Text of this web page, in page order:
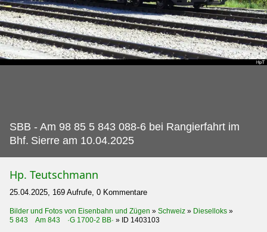
SBB - Am 98 85 5 843 088-6 bei Rangierfahrt im
Bhf. Sierre am 10.04.2025
Hp. Teutschmann
25.04.2025, 169 Aufrufe, 0 Kommentare
Bilder und Fotos von Eisenbahn und Zügen » Schweiz » Dieselloks »
5 843 Am 843 ·G 1700-2 BB· » ID 1403103